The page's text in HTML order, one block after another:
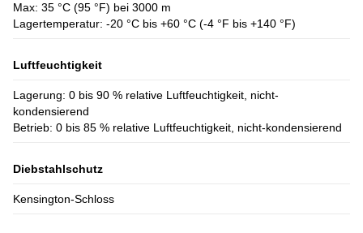
Max: 35 °C (95 °F) bei 3000 m
Lagertemperatur: -20 °C bis +60 °C (-4 °F bis +140 °F)
Luftfeuchtigkeit
Lagerung: 0 bis 90 % relative Luftfeuchtigkeit, nicht-
kondensierend
Betrieb: 0 bis 85 % relative Luftfeuchtigkeit, nicht-kondensierend
Diebstahlschutz
Kensington-Schloss